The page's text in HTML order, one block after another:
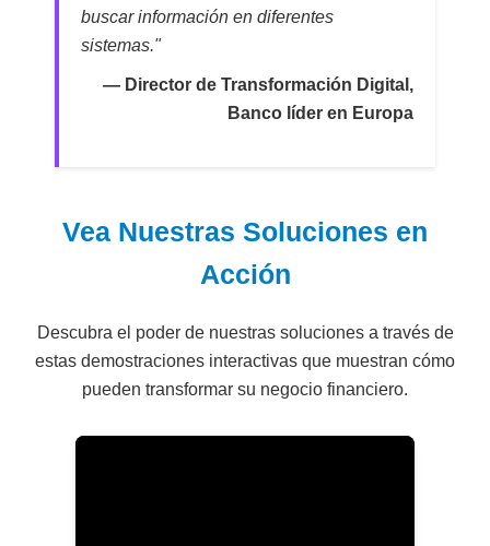
buscar información en diferentes
sistemas."
— Director de Transformación Digital,
Banco líder en Europa
Vea Nuestras Soluciones en
Acción
Descubra el poder de nuestras soluciones a través de
estas demostraciones interactivas que muestran cómo
pueden transformar su negocio financiero.